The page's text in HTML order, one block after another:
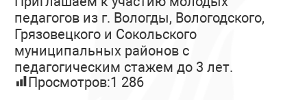
педагогов из г. Вологды, Вологодского,
Грязовецкого и Сокольского
муниципальных районов с
педагогическим стажем до 3 лет.
Просмотров:1 286